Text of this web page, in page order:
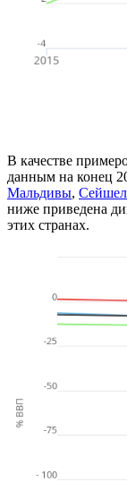
В качестве
данным на конец
Мальдивы,
ниже приведена
этих странах.